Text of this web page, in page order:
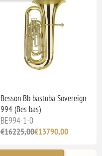
Besson Bb bastuba Sovereign
994 (Bes bas)
BE994-1-0
€16225,00€13790,00